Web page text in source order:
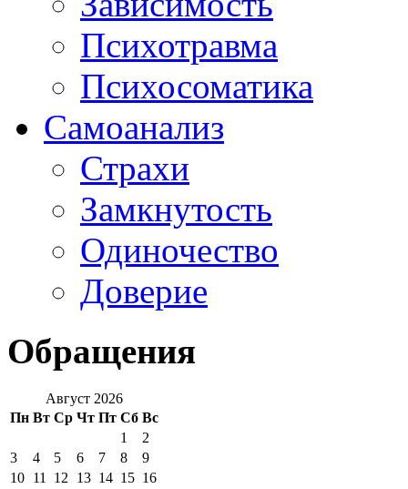
Психотравма
Психосоматика
Самоанализ
Страхи
Замкнутость
Одиночество
Доверие
Обращения
Август 2026
Пн Вт Ср Чт Пт Сб Вс
1
2
3
4 5 6 7 8
9
10 11 12 13 14 15 16